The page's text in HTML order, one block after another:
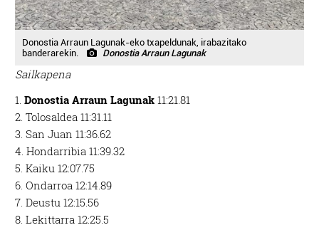
Donostia Arraun Lagunak-eko txapeldunak, irabazitako
banderarekin.
Donostia Arraun Lagunak
Sailkapena
1.Donostia Arraun Lagunak 11:21.81
2. Tolosaldea 11:31.11
3. San Juan 11:36.62
4. Hondarribia 11:39.32
5. Kaiku 12:07.75
6. Ondarroa 12:14.89
7. Deustu 12:15.56
8. Lekittarra 12:25.5